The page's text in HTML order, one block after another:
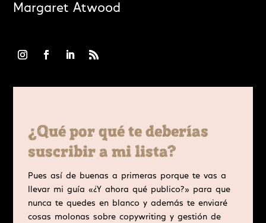
Margaret Atwood
¿Qué por qué te deberías
suscribir a mi lista?
Pues así de buenas a primeras porque te vas a
llevar mi guía «¿Y ahora qué publico?» para que
nunca te quedes en blanco y además te enviaré
cosas molonas sobre copywriting y gestión de